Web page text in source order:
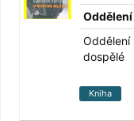
Oddělení
Oddělení
dospělé
Kniha